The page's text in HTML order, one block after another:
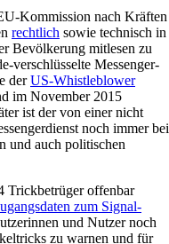
Kommission nach Kräften
rechtlich sowie technisch in
Bevölkerung mitlesen zu
verschlüsselte Messenger-
derUS-Whistleblower
im November 2015
ist der von einer nicht
noch immer bei
und auch politischen
Trickbetrüger offenbar
zum Signal-
und Nutzer noch
zu warnen und für